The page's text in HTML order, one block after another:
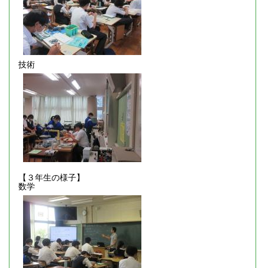
技術
【３年生の様子】
数学